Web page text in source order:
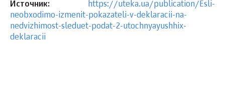
Источник: https://uteka.ua/publication/Esli-
neobxodimo-izmenit-pokazateli-v-deklaracii-na-
nedvizhimost-sleduet-podat-2-utochnyayushhix-
deklaracii